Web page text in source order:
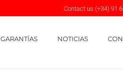
Contact us (+34) 91
GARANTÍAS NOTICIAS